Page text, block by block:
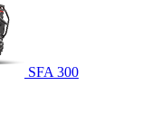
SFA 300